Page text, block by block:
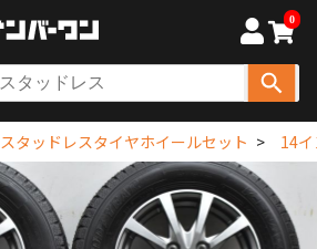
0
スタッドレスタイヤホイールセット 14